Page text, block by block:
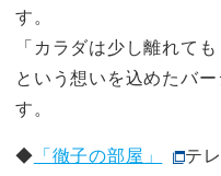
す。
「カラダは少し離れて
という想いを込めたバ
す。
◆ 「徹子の部屋」
テ